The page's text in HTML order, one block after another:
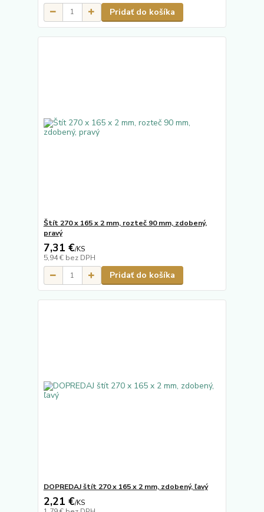
Pridať do košíka
Štít 270 x 165 x 2 mm, rozteč 90 mm, zdobený,
pravý
7,31 €/KS
5,94 € bez DPH
Pridať do košíka
DOPREDAJ štít 270 x 165 x 2 mm, zdobený, ľavý
2,21 €/KS